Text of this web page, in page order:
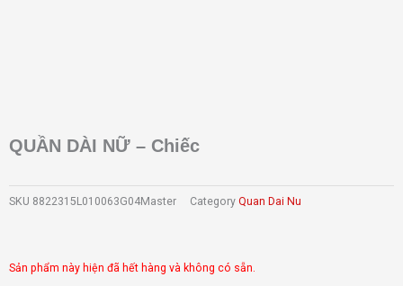
QUẦN DÀI NỮ – Chiếc
SKU 8822315L010063G04Master Category Quan Dai Nu
Sản phẩm này hiện đã hết hàng và không có sẵn.